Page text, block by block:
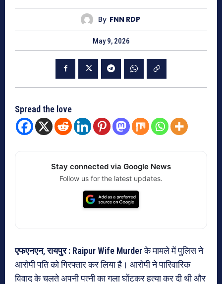
By FNN RDP
May 9, 2026
Spread the love
Stay connected via Google News
Follow us for the latest updates.
एफएनएन, रायपुर : Raipur Wife Murderके मामले में पुलिस ने
आरोपी पति को गिरफ्तार कर लिया है। आरोपी ने पारिवारिक
विवाद के चलते अपनी पत्नी का गला घोंटकर हत्या कर दी थी और